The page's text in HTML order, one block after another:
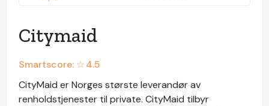
Citymaid
Smartscore: ☆4.5
CityMaid er Norges største leverandør av
renholdstjenester til private. CityMaid tilbyr